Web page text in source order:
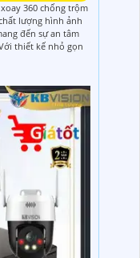
360 chống trộm
lượng hình ảnh
đến sự an tâm
thiết kế nhỏ gọn
Lượng:Bộ 4